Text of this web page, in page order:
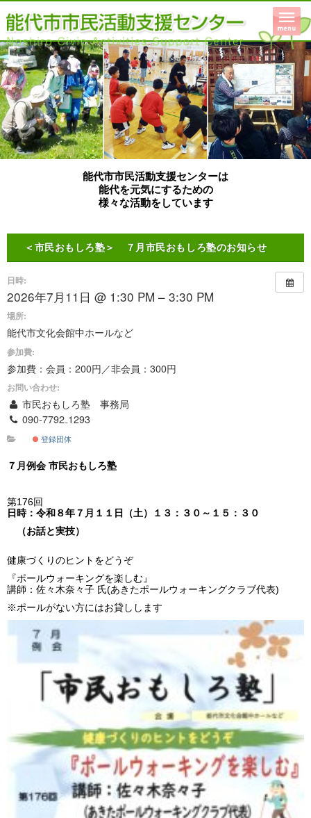
能代市市民活動支援センターは
能代を元気にするための
様々な活動をしています
＜市民おもしろ塾＞ ７月市民おもしろ塾のお知らせ
日時:
2026年7月11日 @ 1:30 PM – 3:30 PM
場所:
能代市文化会館中ホールなど
参加費:
参加費：会員：200円／非会員：300円
お問い合わせ:
市民おもしろ塾 事務局
090-7792₋1293
登録団体
７月例会 市民おもしろ塾
第176回
日時：令和８年７ 月１１ 日（土）１３：３０～１５ ：３０
（お話と実技）
健康づくりのヒントをどうぞ
『ポールウォーキングを楽しむ』
講師：佐々木奈々子 氏(あきたポールウォーキングクラブ代表)
※ポールがない方にはお貸しします